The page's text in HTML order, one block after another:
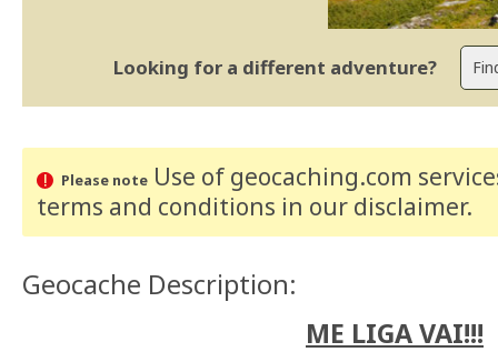
Looking for a different adventure?
Please noteUse of geocaching.com
terms and conditions in our disclaimer.
Geocache Description:
ME LIGA VAI!!!